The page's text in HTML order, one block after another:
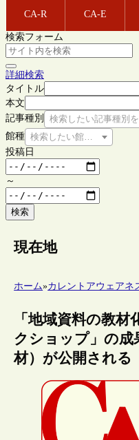
CA-R CA-E
検索フォーム
詳細検索
タイトル
本文
記事種別
検索したい記事種別
館種 検索したい館種を選択して
投稿日
～
検索
現在地
ホーム»カレントアウェアネ
「地域資料の教材
クショップ」の成
材）が公開される